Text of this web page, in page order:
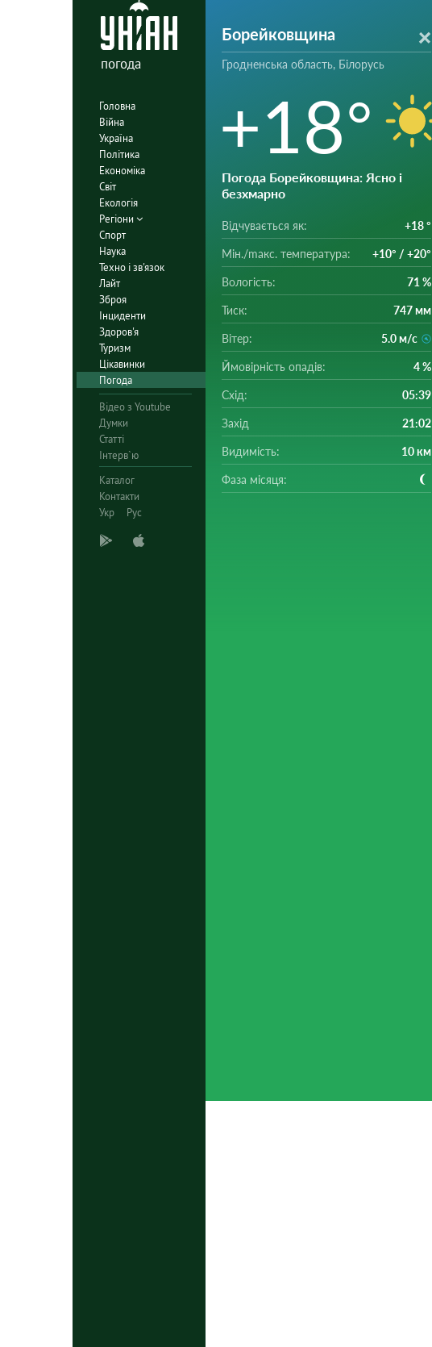
погода
Головна
Війна
Україна
Політика
Економіка
Світ
Екологія
Регіони
Спорт
Наука
Техно і зв'язок
Лайт
Зброя
Інциденти
Здоров'я
Туризм
Цікавинки
Погода
Відео з Youtube
Думки
Статті
Інтерв`ю
Каталог
Контакти
Укр
Рус
Борейковщина
Гродненська область, Білорусь
+18°
Погода Борейковщина: Ясно і
безхмарно
Відчувається як: +18 °
Мін./mакс. температура: +10° / +20°
Вологість: 71 %
Тиск: 747 мм
Вітер: 5.0 м/с
Ймовірність опадів: 4 %
Схід: 05:39
Захід 21:02
Видимість: 10 км
Фаза місяця: